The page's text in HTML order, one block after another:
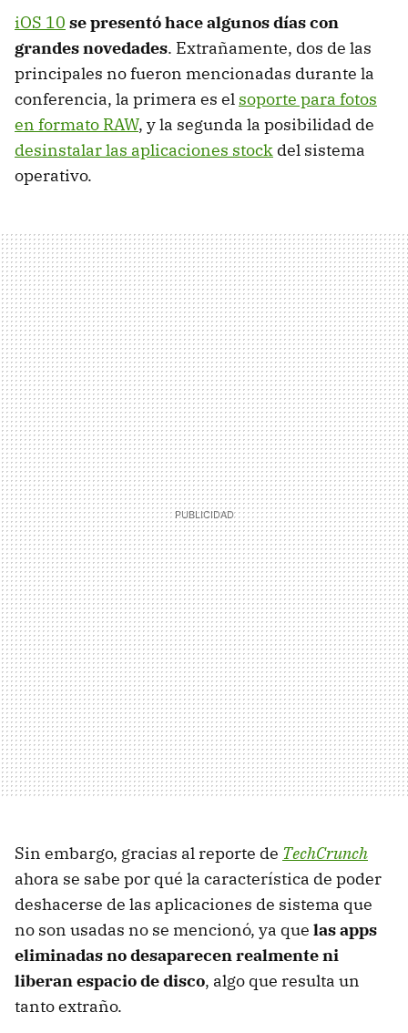
iOS 10 se presentó hace algunos días con
grandes novedades. Extrañamente, dos de las
principales no fueron mencionadas durante la
conferencia, la primera es el soporte para fotos
en formato RAW, y la segunda la posibilidad de
desinstalar las aplicaciones stock del sistema
operativo.
Sin embargo, gracias al reporte de TechCrunch
ahora se sabe por qué la característica de poder
deshacerse de las aplicaciones de sistema que
no son usadas no se mencionó, ya que las apps
eliminadas no desaparecen realmente ni
liberan espacio de disco, algo que resulta un
tanto extraño.